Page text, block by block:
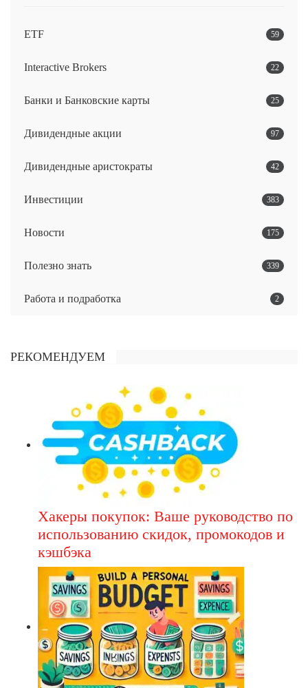
ETF 59
Interactive Brokers 22
Банки и Банковские карты 25
Дивидендные акции 97
Дивидендные аристократы 42
Инвестиции 383
Новости 175
Полезно знать 339
Работа и подработка 2
РЕКОМЕНДУЕМ
Хакеры покупок: Ваше руководство по
использованию скидок, промокодов и
кэшбэка